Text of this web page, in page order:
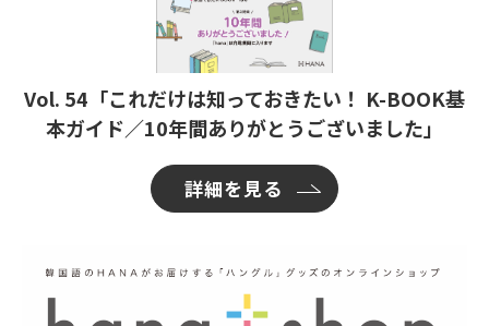
Vol. 54「これだけは知っておきたい！ K-BOOK基
本ガイド／10年間ありがとうございました」
詳細を見る